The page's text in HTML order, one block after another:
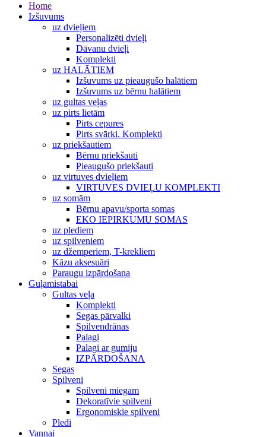
Home
Izšuvums
uz dvieļiem
Personalizēti dvieļi
Dāvanu dvieļi
Komplekti
uz HALĀTIEM
Izšuvums uz pieaugušo halātiem
Izšuvums uz bērnu halātiem
uz gultas veļas
uz pirts lietām
Pirts cepures
Pirts svārki. Komplekti
uz priekšautiem
Bērnu priekšauti
Pieaugušo priekšauti
uz virtuves dvieļiem
VIRTUVES DVIEĻU KOMPLEKTI
uz somām
Bērnu apavu/sporta somas
EKO IEPIRKUMU SOMAS
uz plediem
uz spilveniem
uz džemperiem, T-krekliem
Kāzu aksesuāri
Paraugu izpārdošana
Guļamistabai
Gultas veļa
Komplekti
Segas pārvalki
Spilvendrānas
Palagi
Palagi ar gumiju
IZPĀRDOŠANA
Segas
Spilveni
Spilveni miegam
Dekoratīvie spilveni
Ergonomiskie spilveni
Pledi
Vannai